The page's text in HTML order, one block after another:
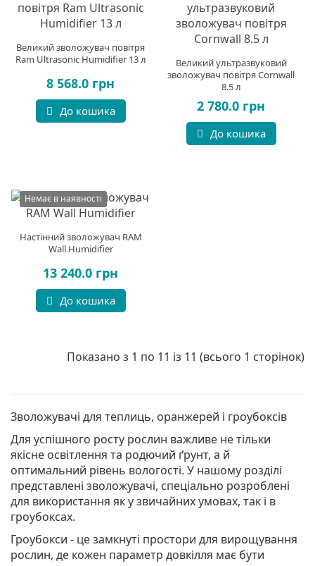
Великий зволожувач повітря
Ram Ultrasonic Humidifier 13 л
8 568.0 грн
До кошика
Великий ультразвуковий
зволожувач повітря Cornwall
8.5 л
2 780.0 грн
До кошика
Немає в наявності
Настінний зволожувач RAM
Wall Humidifier
13 240.0 грн
До кошика
Показано з 1 по 11 із 11 (всього 1 сторінок)
Зволожувачі для теплиць, оранжерей і гроубоксів
Для успішного росту рослин важливе не тільки
якісне освітлення та родючий ґрунт, а й
оптимальний рівень вологості. У нашому розділі
представлені зволожувачі, спеціально розроблені
для використання як у звичайних умовах, так і в
гроубоксах.
Гроубокси - це замкнуті простори для вирощування
рослин, де кожен параметр довкілля має бути